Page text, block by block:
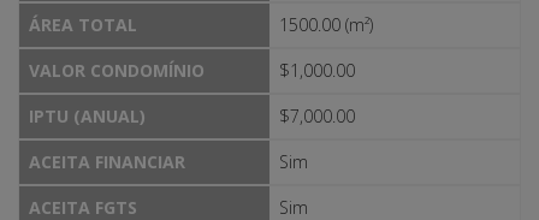
ÁREA TOTAL
1500.00 (m²)
VALOR CONDOMÍNIO
$1,000.00
IPTU (ANUAL)
$7,000.00
ACEITA FINANCIAR
Sim
ACEITA FGTS
Sim